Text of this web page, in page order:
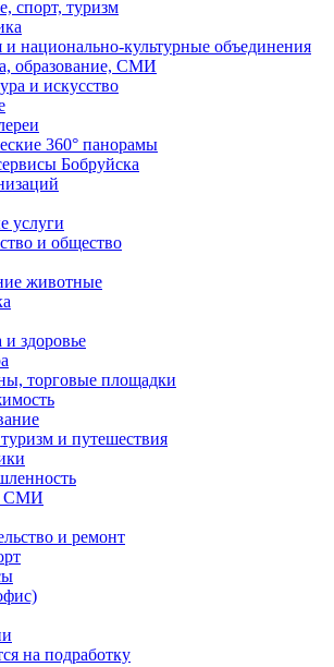
спорт, туризм
и национально-культурные объединения
образование, СМИ
и искусство
360° панорамы
Бобруйска
услуги
и общество
животные
и здоровье
торговые площадки
и путешествия
СМИ
и ремонт
на подработку